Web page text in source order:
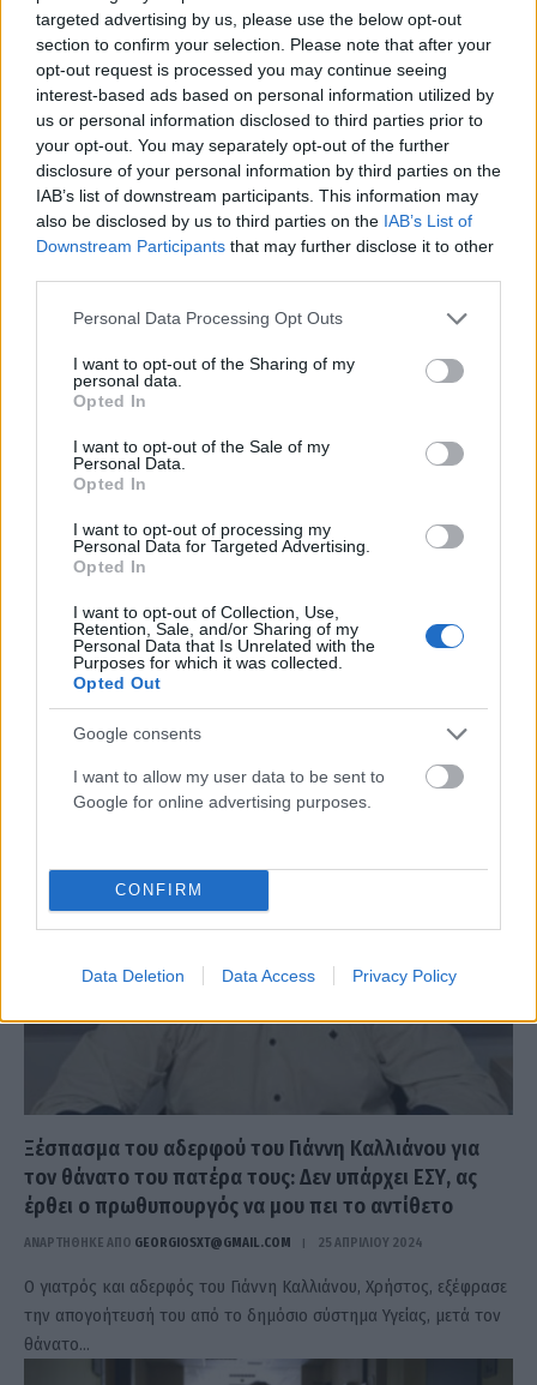
targeted advertising by us, please use the below opt-out
section to confirm your selection. Please note that after your
opt-out request is processed you may continue seeing
interest-based ads based on personal information utilized by
us or personal information disclosed to third parties prior to
your opt-out. You may separately opt-out of the further
disclosure of your personal information by third parties on the
IAB’s list of downstream participants. This information may
also be disclosed by us to third parties on the IAB’s List of
Downstream Participants that may further disclose it to other
Please note that this website/app uses one or more Google
not limited to your visit or usage behaviour. You may click to
grant or deny consent to Google and its third-party tags to
use your data for below specified purposes in below Google
consent section.
Personal Data Processing Opt Outs
I want to opt-out of the Sharing of my
personal data.
Opted In
I want to opt-out of the Sale of my
Personal Data.
Opted In
I want to opt-out of processing my
Personal Data for Targeted Advertising.
Opted In
I want to opt-out of Collection, Use,
Retention, Sale, and/or Sharing of my
Personal Data that Is Unrelated with the
Purposes for which it was collected.
Opted Out
Google consents
I want to allow my user data to be sent to
Google for online advertising purposes.
CONFIRM
Data Deletion Data Access Privacy Policy
Στο επίκεντρο της καινοτομίας που σώζει ζωές η
Μονάδα Εγκεφαλικών Επεισοδίων στον «Αττικόν»
ΑΝΑΡΤΗΘΗΚΕ ΑΠΟ GMYLONAS 14 ΔΕΚΕΜΒΡΊΟΥ 2024
Εντυπωσιακά αποτελέσματα στον έναν χρόνο λειτουργίας
Κυριάκος Μητσοτάκης: Ο ριζικός εκσυγχρονισμός
βασικών υποδομών του ΕΣΥ το στοίχημα της
δεύτερης τετραετίας
ΑΝΑΡΤΗΘΗΚΕ ΑΠΟMV 9 ΜΑΪ́ΟΥ 2024
Στο νοσοκομείο «Αττικόν» βρέθηκε το μεσημέρι της Πέμπτης ο
Κυριάκος Μητσοτάκης μετά την επίσκεψή του στη Μονή Δαφνίου
και τον…
Ξέσπασμα του αδερφού του Γιάννη Καλλιάνου για
τον θάνατο του πατέρα τους: Δεν υπάρχει ΕΣΥ, ας
έρθει ο πρωθυπουργός να μου πει το αντίθετο
ΑΝΑΡΤΗΘΗΚΕ ΑΠΟ GEORGIOSXT@GMAIL.COM 25 ΑΠΡΙΛΊΟΥ 2024
Ο γιατρός και αδερφός του Γιάννη Καλλιάνου, Χρήστος, εξέφρασε
την απογοήτευσή του από το δημόσιο σύστημα Υγείας, μετά τον
θάνατο…